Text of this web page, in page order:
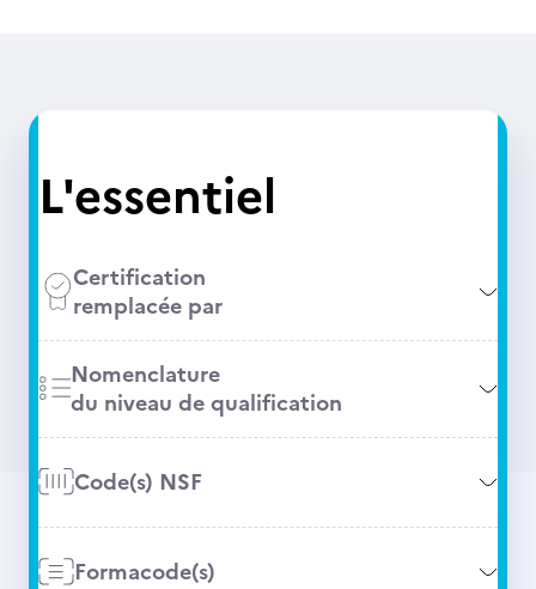
L'essentiel
Certification
remplacée par
Nomenclature
du niveau de qualification
Code(s) NSF
Formacode(s)